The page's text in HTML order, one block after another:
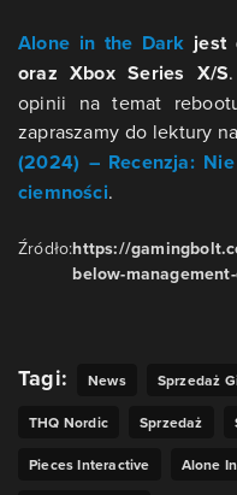
Alone in the Dark jest
oraz Xbox Series X/S
opinii na temat
zapraszamy do lektury
(2024) – Recenzja:
ciemności.
Źródło:https://
below-
Tagi: News Sprzedaż
THQ Nordic
Sprzedaż
Pieces Interactive
Alone